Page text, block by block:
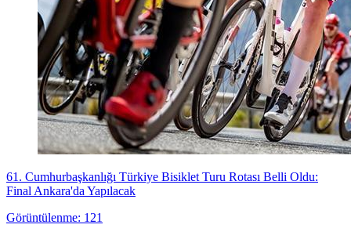
61. Cumhurbaşkanlığı Türkiye Bisiklet Turu Rotası Belli Oldu:
Final Ankara'da Yapılacak
Görüntülenme: 121